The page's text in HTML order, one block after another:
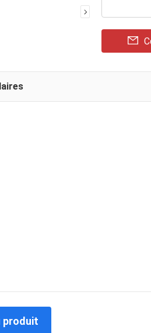
produit